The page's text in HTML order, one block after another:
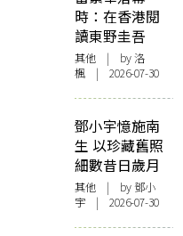
時：在香港閱
讀東野圭吾
其他 | by洛
楓 | 2026-07-30
鄧小宇憶施南
生 以珍藏舊照
細數昔日歲月
其他 | by 鄧小
宇 | 2026-07-30